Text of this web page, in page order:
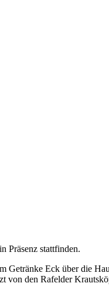
Präsenz stattfinden.
Eck über die
von den Rafelder